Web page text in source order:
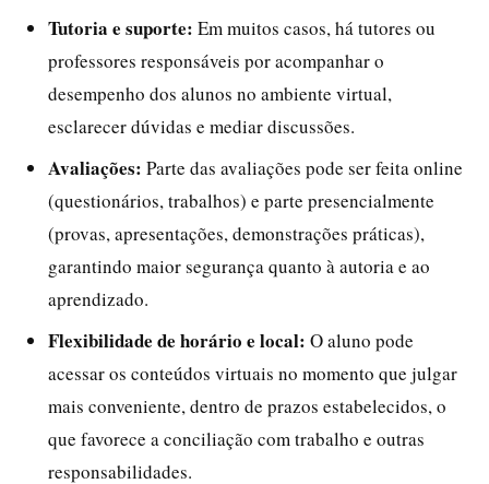
Tutoria e suporte: Em muitos casos, há tutores ou
professores responsáveis por acompanhar o
desempenho dos alunos no ambiente virtual,
esclarecer dúvidas e mediar discussões.
Avaliações: Parte das avaliações pode ser feita online
(questionários, trabalhos) e parte presencialmente
(provas, apresentações, demonstrações práticas),
garantindo maior segurança quanto à autoria e ao
aprendizado.
Flexibilidade de horário e local: O aluno pode
acessar os conteúdos virtuais no momento que julgar
mais conveniente, dentro de prazos estabelecidos, o
que favorece a conciliação com trabalho e outras
responsabilidades.